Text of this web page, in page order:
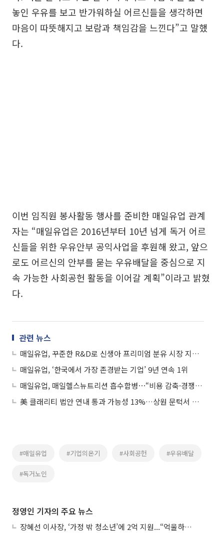
놓인 우유를 보고 반가워하실 어르신들을 생각하면
마음이 따뜻해지고 보람과 책임감을 느낀다”고 말했
다.
이번 임직원 봉사활동 행사를 준비한 매일유업 관계
자는 “매일유업은 2016년부터 10년 넘게 독거 어르
신들을 위한 우유안부 공익사업을 후원해 왔고, 앞으
로도 어르신의 안부를 묻는 우유배달을 중심으로 지
속 가능한 사회공헌 활동을 이어갈 계획”이라고 밝혔
다.
관련 뉴스
매일유업, 꾸준한 R&D로 신생아 프리미엄 분유 시장 지배력 강화
매일유업, ‘한국에서 가장 존경받는 기업’ 9년 연속 1위
매일유업, 매일헬스뉴트리션 흡수합병⋯“비용 감축·경쟁력 강화”
美 클래리티 법안 연내 통과 가능성 13%…상원 문턱서 제동
#매일유업 #기업의온기 #사회공헌 #우유배달
#독거노인
정영인 기자의 주요 뉴스
장혜선 이사장, ‘가정 밖 청소년’에 2억 지원...“억울하고 아파도 단단해지길”